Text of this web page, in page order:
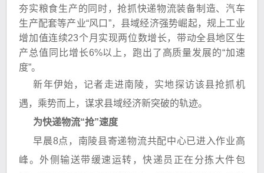
夯实粮食生产的同时，抢抓快递物流装备制造、汽车
生产配套等产业“风口”，县域经济强势崛起，规上工业
增加值连续23个月实现两位数增长，带动全县地区生
产总值同比增长6%以上，跑出了高质量发展的“加速
度”。
新年伊始，记者走进南陵，实地探访该县抢抓机
遇，乘势而上，谋求县域经济新突破的轨迹。
为快递物流“抢”速度
早晨8点，南陵县寄递物流共配中心已进入作业高
峰。外侧输送带缓速运转，快递员正在分拣大件包